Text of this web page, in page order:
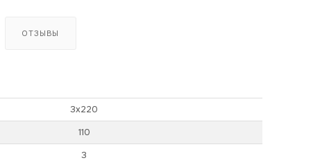
ОТЗЫВЫ
3х220
110
3